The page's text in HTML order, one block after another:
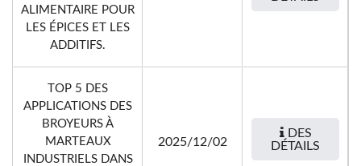
ALIMENTAIRE POUR
LES ÉPICES ET LES
ADDITIFS.
TOP 5 DES
APPLICATIONS DES
BROYEURS À
MARTEAUX
INDUSTRIELS DANS
2025/12/02
DES
DÉTAILS